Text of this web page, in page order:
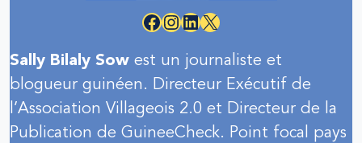
Facebook InstagramLinkedIn X
Sally Bilaly Sow est un journaliste et
blogueur guinéen. Directeur Exécutif de
l’Association Villageois 2.0 et Directeur de la
Publication de GuineeCheck. Point focal pays